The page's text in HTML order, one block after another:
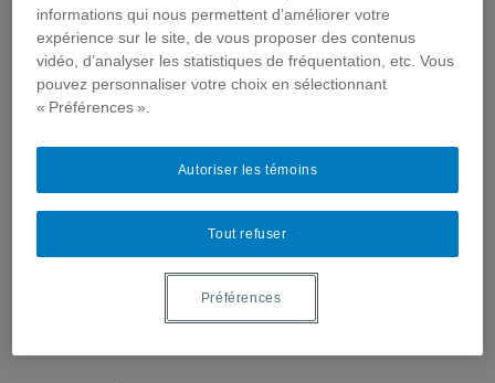
Balados
Plug ta
manette
Profil
Ludique
La mission
informations qui nous permettent d’améliorer votre
expérience sur le site, de vous proposer des contenus
vidéo, d’analyser les statistiques de fréquentation, etc. Vous
pouvez personnaliser votre choix en sélectionnant
« Préférences ».
Tout refuser
Autoriser les témoins
Préférences